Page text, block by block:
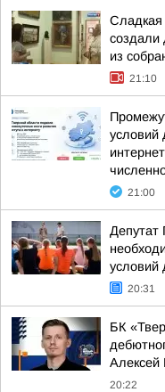
Сладкая
создали
из
21:10
условий
21:00
Депутат
условий
20:31
БК
Алексей
20:22